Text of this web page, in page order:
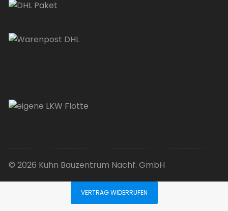
© 2026 Kuhn Bauzentrum Nachf. GmbH
VERTRAG WIDERRUFEN